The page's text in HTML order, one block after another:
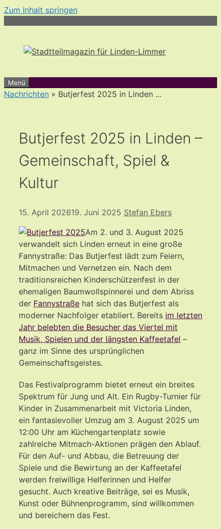
Zum Inhalt springen
Menü
Nachrichten » Butjerfest 2025 in Linden ...
Butjerfest 2025 in Linden –
Gemeinschaft, Spiel &
Kultur
15. April 202619. Juni 2025 Stefan Ebers
Am 2. und 3. August 2025
verwandelt sich Linden erneut in eine große
Fannystraße: Das Butjerfest lädt zum Feiern,
Mitmachen und Vernetzen ein. Nach dem
traditionsreichen Kinderschützenfest in der
ehemaligen Baumwollspinnerei und dem Abriss
der Fannystraße hat sich das Butjerfest als
moderner Nachfolger etabliert. Bereits im letzten
Jahr belebten die Besucher das Viertel mit
Musik, Spielen und der längsten Kaffeetafel –
ganz im Sinne des ursprünglichen
Gemeinschaftsgeistes.
Das Festivalprogramm bietet erneut ein breites
Spektrum für Jung und Alt. Ein Rugby-Turnier für
Kinder in Zusammenarbeit mit Victoria Linden,
ein fantasievoller Umzug am 3. August 2025 um
12:00 Uhr am Küchengartenplatz sowie
zahlreiche Mitmach-Aktionen prägen den Ablauf.
Für den Auf- und Abbau, die Betreuung der
Spiele und die Bewirtung an der Kaffeetafel
werden freiwillige Helferinnen und Helfer
gesucht. Auch kreative Beiträge, sei es Musik,
Kunst oder Bühnenprogramm, sind willkommen
und bereichern das Fest.